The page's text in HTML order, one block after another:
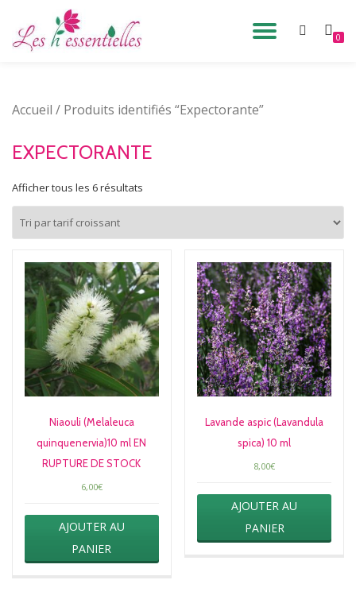
Aller
0
Accueil / Produits identifiés “Expectorante”
EXPECTORANTE
Afficher tous les 6 résultats
Niaouli (Melaleuca
quinquenervia)10 ml EN
RUPTURE DE STOCK
6,00€
AJOUTER AU
PANIER
Lavande aspic (Lavandula
spica) 10 ml
8,00€
AJOUTER AU
PANIER